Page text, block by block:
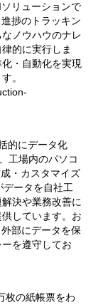
リューションで
捗のトラッキン
ノウハウのナレ
的に実行しま
・自動化を実現
。
的にデータ化
工場内のパソコ
・カスタマイズ
ータを自社工
決や業務改善に
しています。お
部にデータを保
を遵守してお
枚の紙帳票をわ